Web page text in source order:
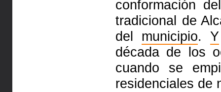
conformación
tradicional de
del municipio. Y
década de los
cuando se
residenciales de